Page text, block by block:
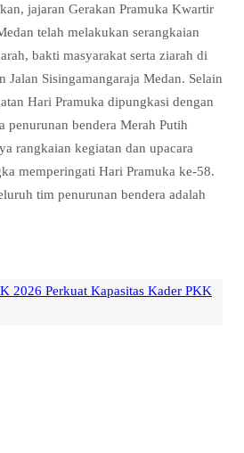
jajaran Gerakan Pramuka Kwartir
telah melakukan serangkaian
bakti masyarakat serta ziarah di
Jalan Sisingamangaraja Medan. Selain
Hari Pramuka dipungkasi dengan
penurunan bendera Merah Putih
rangkaian kegiatan dan upacara
memperingati Hari Pramuka ke-58.
tim penurunan bendera adalah
2026 Perkuat Kapasitas Kader PKK